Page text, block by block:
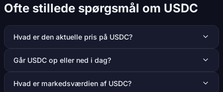
Ofte stillede spørgsmål om USDC
Hvad er den aktuelle pris på USDC?
Går USDC op eller ned i dag?
Hvad er markedsværdien af USDC?